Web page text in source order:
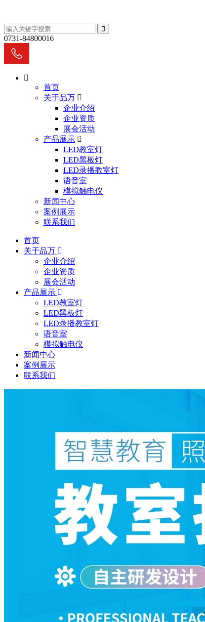
0731-84800016
首页
关于品万
企业介绍
企业资质
展会活动
产品展示
LED教室灯
LED黑板灯
LED录播教室灯
语音室
模拟触电仪
新闻中心
案例展示
联系我们
首页
关于品万
企业介绍
企业资质
展会活动
产品展示
LED教室灯
LED黑板灯
LED录播教室灯
语音室
模拟触电仪
新闻中心
案例展示
联系我们